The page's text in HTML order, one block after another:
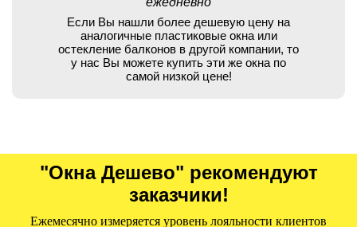
Если Вы нашли более дешевую цену на
аналогичные пластиковые окна или
остекление балконов в другой компании, то
у нас Вы можете купить эти же окна по
самой низкой цене!
"Окна Дешево" рекомендуют
заказчики!
Ежемесячно измеряется уровень лояльности клиентов